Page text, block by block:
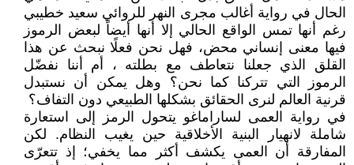
الحال في رواية أغالب مجرى النهر للروائي سعيد خطيبي
رغم أنها تمس الواقع الحالي إلا أنها أيضاً لبعض الرموز
فيها معنى إنساني محض، فهل نحن فعلًا نبحث عن هذا
القلق الذي جعلنا نتعاطف مع بطلته ، أم أننا نفضّل
الرموز التي تتركنا كما نحن؟ وهل يمكن أن نستبدل
قرنية العالم لنرى الحقائق بشكلها الطبيعي دون التفاف؟
في رواية العمى لساراماغو يتحول الرمز إلى استعارة
شاملة لانهيار البنية الأخلاقية حين يغيب النظام. لكن
المفارقة أن العمى يكشف أكثر مما يخفي؛ إذ تتعرّى